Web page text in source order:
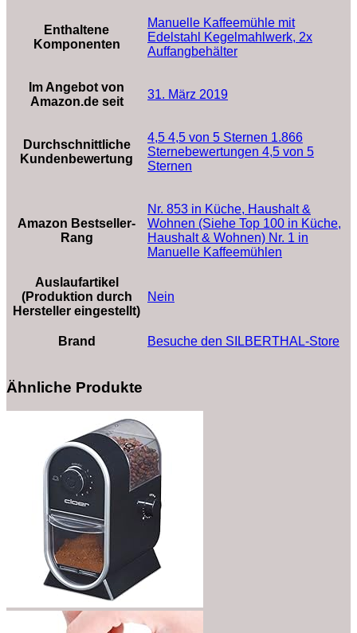
Enthaltene
Komponenten
‎Manuelle Kaffeemühle mit
Edelstahl Kegelmahlwerk, 2x
Auffangbehälter
Im Angebot von
Amazon.de seit
31. März 2019
Durchschnittliche
Kundenbewertung
4,5 4,5 von 5 Sternen 1.866
Sternebewertungen 4,5 von 5
Sternen
Amazon Bestseller-
Rang
Nr. 853 in Küche, Haushalt &
Wohnen (Siehe Top 100 in Küche,
Haushalt & Wohnen) Nr. 1 in
Manuelle Kaffeemühlen
Auslaufartikel
(Produktion durch
Hersteller eingestellt)
‎Nein
Brand Besuche den SILBERTHAL-Store
Ähnliche Produkte